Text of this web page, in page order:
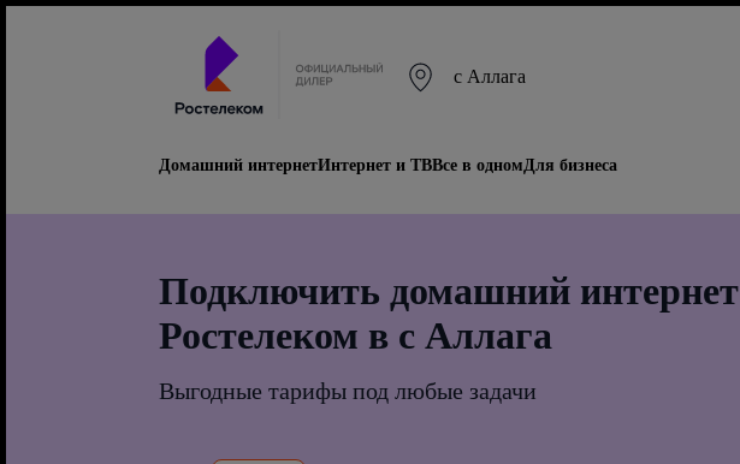
с Аллага
Домашний интернетИнтернет и ТВВсе в одномДля бизнеса
Подключить домашний интернет
Ростелеком в с Аллага
Выгодные тарифы под любые задачи